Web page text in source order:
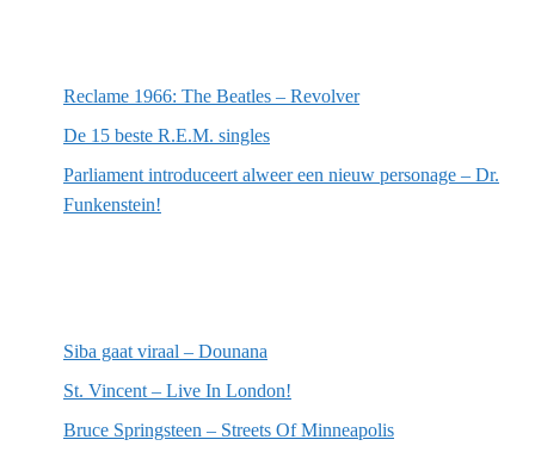
Reclame 1966: The Beatles – Revolver
De 15 beste R.E.M. singles
Parliament introduceert alweer een nieuw personage – Dr.
Funkenstein!
Siba gaat viraal – Dounana
St. Vincent – Live In London!
Bruce Springsteen – Streets Of Minneapolis